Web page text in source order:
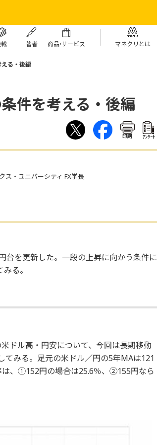
著者 商品・サービス マネクリとは
える・後編
件を考える・後編
印刷 ｱﾝｹｰﾄ
ス・ユニバーシティ FX学長
台を更新した。一段の上昇に向かう条件に
る。
ル高・円安について、今回は長期移動
みる。足元の米ドル／円の5年MAは121
、①152円の場合は25.6％、②155円なら